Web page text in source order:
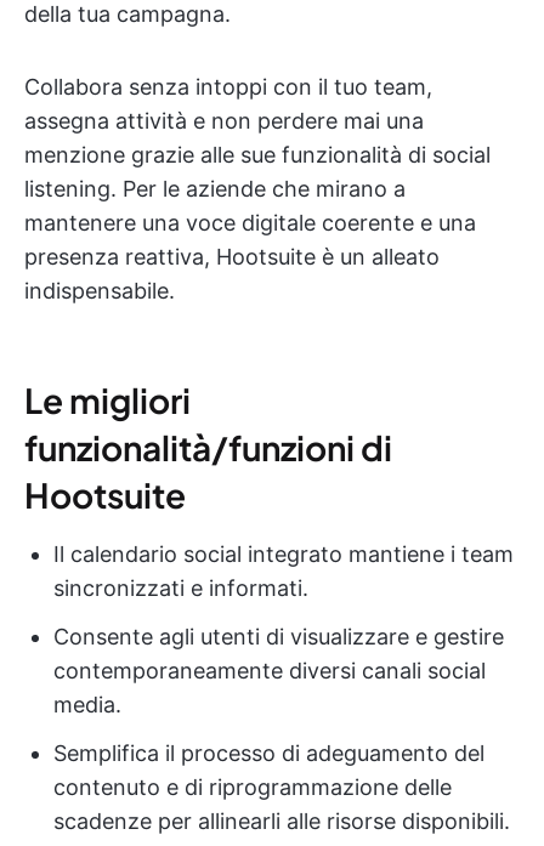
della tua campagna.
Collabora senza intoppi con il tuo team,
assegna attività e non perdere mai una
menzione grazie alle sue funzionalità di social
listening. Per le aziende che mirano a
mantenere una voce digitale coerente e una
presenza reattiva, Hootsuite è un alleato
indispensabile.
Le migliori
funzionalità/funzioni di
Hootsuite
Il calendario social integrato mantiene i team
sincronizzati e informati.
Consente agli utenti di visualizzare e gestire
contemporaneamente diversi canali social
media.
Semplifica il processo di adeguamento del
contenuto e di riprogrammazione delle
scadenze per allinearli alle risorse disponibili.